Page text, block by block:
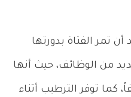
أن تمر الفتاة بدورتها
من الوظائف، حيث أنها
كما توفر الترطيب أثناء